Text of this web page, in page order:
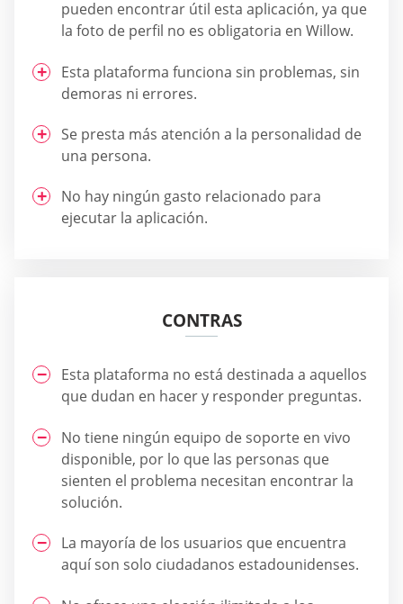
pueden encontrar útil esta aplicación, ya que
la foto de perfil no es obligatoria en Willow.
Esta plataforma funciona sin problemas, sin
demoras ni errores.
Se presta más atención a la personalidad de
una persona.
No hay ningún gasto relacionado para
ejecutar la aplicación.
CONTRAS
Esta plataforma no está destinada a aquellos
que dudan en hacer y responder preguntas.
No tiene ningún equipo de soporte en vivo
disponible, por lo que las personas que
sienten el problema necesitan encontrar la
solución.
La mayoría de los usuarios que encuentra
aquí son solo ciudadanos estadounidenses.